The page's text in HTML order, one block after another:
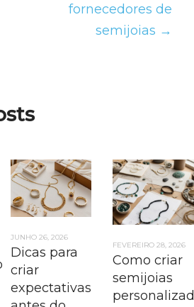
fornecedores de
semijoias →
JUNHO 26, 2026
Dicas para
criar
expectativas
FEVEREIRO 28, 2026
Como criar
semijoias